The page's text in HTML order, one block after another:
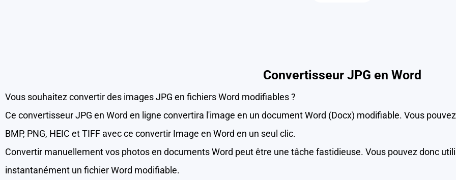
Convertisseur JPG en Word
Vous souhaitez convertir des images JPG en fichiers Word modifiables ?
Ce convertisseur JPG en Word en ligne convertira l'image en un document Word (Docx) modifiable. Vous
BMP, PNG, HEIC et TIFF avec ce convertir Image en Word en un seul clic.
Convertir manuellement vos photos en documents Word peut être une tâche fastidieuse. Vous pouvez donc
instantanément un fichier Word modifiable.